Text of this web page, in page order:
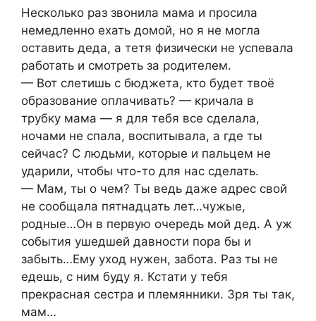
Несколько раз звонила мама и просила
немедленно ехать домой, но я не могла
оставить деда, а тетя физически не успевала
работать и смотреть за родителем.
— Вот слетишь с бюджета, кто будет твоё
образование оплачивать? — кричала в
трубку мама — я для тебя все сделала,
ночами не спала, воспитывала, а где ты
сейчас? С людьми, которые и пальцем не
ударили, чтобы что-то для нас сделать.
— Мам, ты о чем? Ты ведь даже адрес свой
не сообщала пятнадцать лет…чужые,
родные…Он в первую очередь мой дед. А уж
события ушедшей давности пора бы и
забыть…Ему уход нужен, забота. Раз ты не
едешь, с ним буду я. Кстати у тебя
прекрасная сестра и племянники. Зря ты так,
мам…